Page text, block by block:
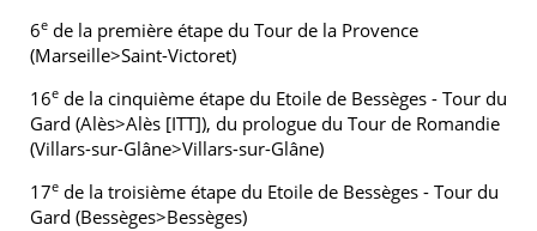
6e de la première étape du Tour de la Provence
(Marseille>Saint-Victoret)
16e de la cinquième étape du Etoile de Bessèges - Tour du
Gard (Alès>Alès [ITT]), du prologue du Tour de Romandie
(Villars-sur-Glâne>Villars-sur-Glâne)
17e de la troisième étape du Etoile de Bessèges - Tour du
Gard (Bessèges>Bessèges)